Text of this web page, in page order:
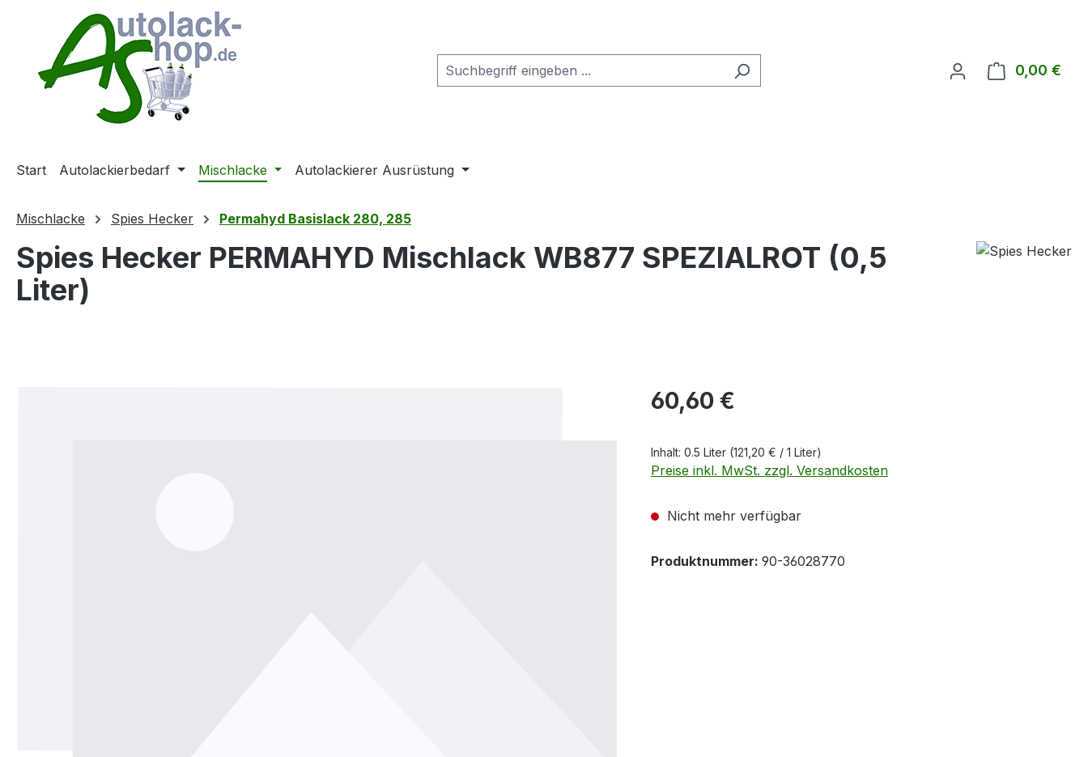
Hauptinhalt springen
Zur Suche springen
Zur Hauptnavigation springen
0,00 €
Start Autolackierbedarf Mischlacke Autolackierer Ausrüstung
Mischlacke Spies Hecker Permahyd Basislack 280, 285
Spies Hecker PERMAHYD Mischlack WB877 SPEZIALROT (0,5
Liter)
Regulärer Preis:
60,60 €
Inhalt: 0.5 Liter (121,20 € / 1 Liter)
Preise inkl. MwSt. zzgl. Versandkosten
Nicht mehr verfügbar
Produktnummer: 90-36028770